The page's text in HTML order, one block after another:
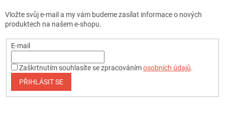
Vložte svůj e-mail a my vám budeme zasílat informace o nových
produktech na našem e-shopu.
E-mail
Zaškrtnutím souhlasíte se zpracovánímosobních údajů.
PŘIHLÁSIT SE